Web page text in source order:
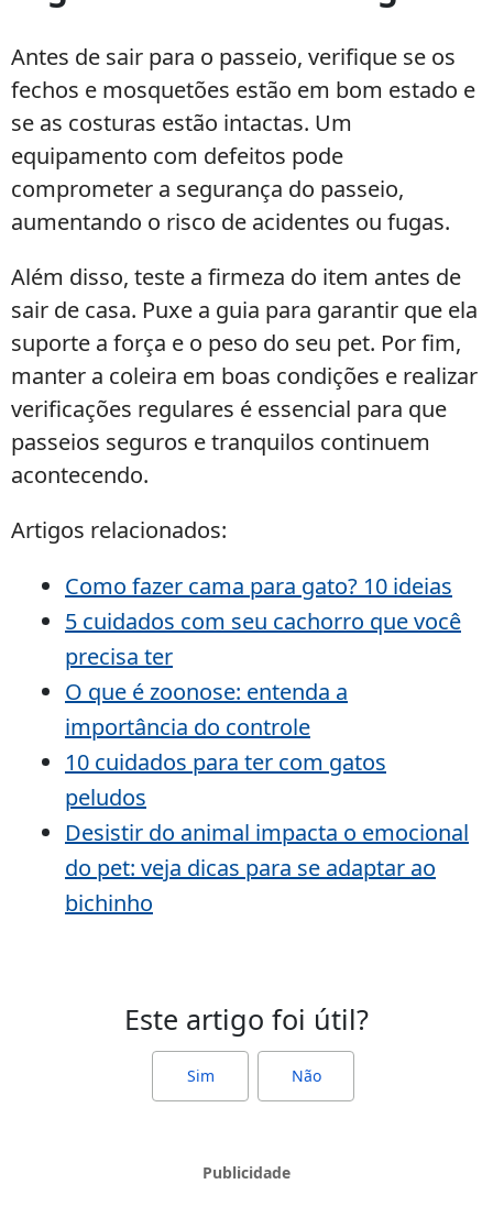
Antes de sair para o passeio, verifique se os
fechos e mosquetões estão em bom estado e
se as costuras estão intactas. Um
equipamento com defeitos pode
comprometer a segurança do passeio,
aumentando o risco de acidentes ou fugas.
Além disso, teste a firmeza do item antes de
sair de casa. Puxe a guia para garantir que ela
suporte a força e o peso do seu pet. Por fim,
manter a coleira em boas condições e realizar
verificações regulares é essencial para que
passeios seguros e tranquilos continuem
acontecendo.
Artigos relacionados:
Como fazer cama para gato? 10 ideias
5 cuidados com seu cachorro que você
precisa ter
O que é zoonose: entenda a
importância do controle
10 cuidados para ter com gatos
peludos
Desistir do animal impacta o emocional
do pet: veja dicas para se adaptar ao
bichinho
Este artigo foi útil?
Sim Não